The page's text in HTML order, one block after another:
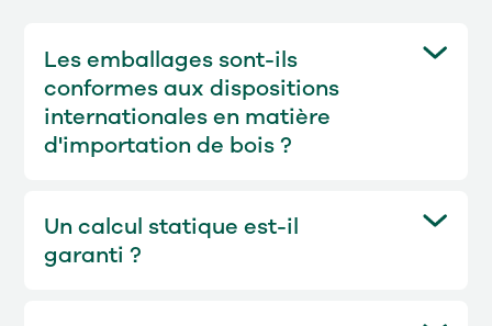
Les emballages sont-ils
conformes aux dispositions
internationales en matière
d'importation de bois ?
et étiquetés en conséquence.
Un calcul statique est-il
garanti ?